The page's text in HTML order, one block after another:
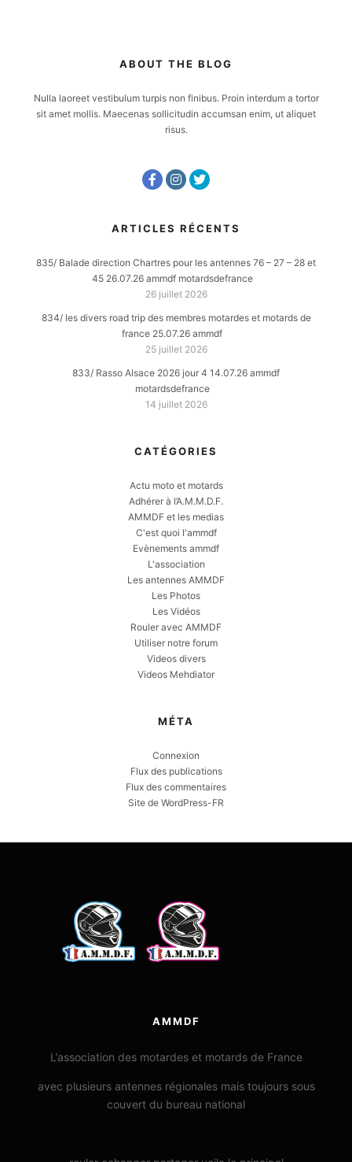
ABOUT THE BLOG
Nulla laoreet vestibulum turpis non finibus. Proin interdum a tortor
sit amet mollis. Maecenas sollicitudin accumsan enim, ut aliquet
risus.
ARTICLES RÉCENTS
835/ Balade direction Chartres pour les antennes 76 – 27 – 28 et
45 26.07.26 ammdf motardsdefrance
26 juillet 2026
834/ les divers road trip des membres motardes et motards de
france 25.07.26 ammdf
25 juillet 2026
833/ Rasso Alsace 2026 jour 4 14.07.26 ammdf
motardsdefrance
14 juillet 2026
CATÉGORIES
Actu moto et motards
Adhérer à l’A.M.M.D.F.
AMMDF et les medias
C'est quoi l'ammdf
Evènements ammdf
L'association
Les antennes AMMDF
Les Photos
Les Vidéos
Rouler avec AMMDF
Utiliser notre forum
Videos divers
Videos Mehdiator
MÉTA
Connexion
Flux des publications
Flux des commentaires
Site de WordPress-FR
AMMDF
L’association des motardes et motards de France
avec plusieurs antennes régionales mais toujours sous
couvert du bureau national